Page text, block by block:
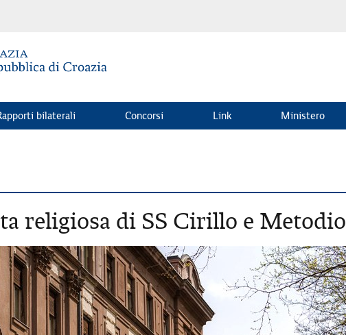
bilaterali Concorsi Link Ministero
religiosa di SS Cirillo e Metodio